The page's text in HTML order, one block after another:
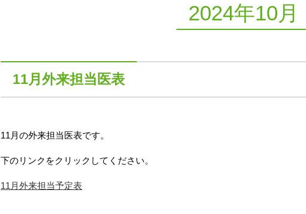
2024年10月
11月外来担当医表
11月の外来担当医表です。
下のリンクをクリックしてください。
11月外来担当予定表